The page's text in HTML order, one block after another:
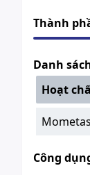
Thành
Danh
Hoạt
Công